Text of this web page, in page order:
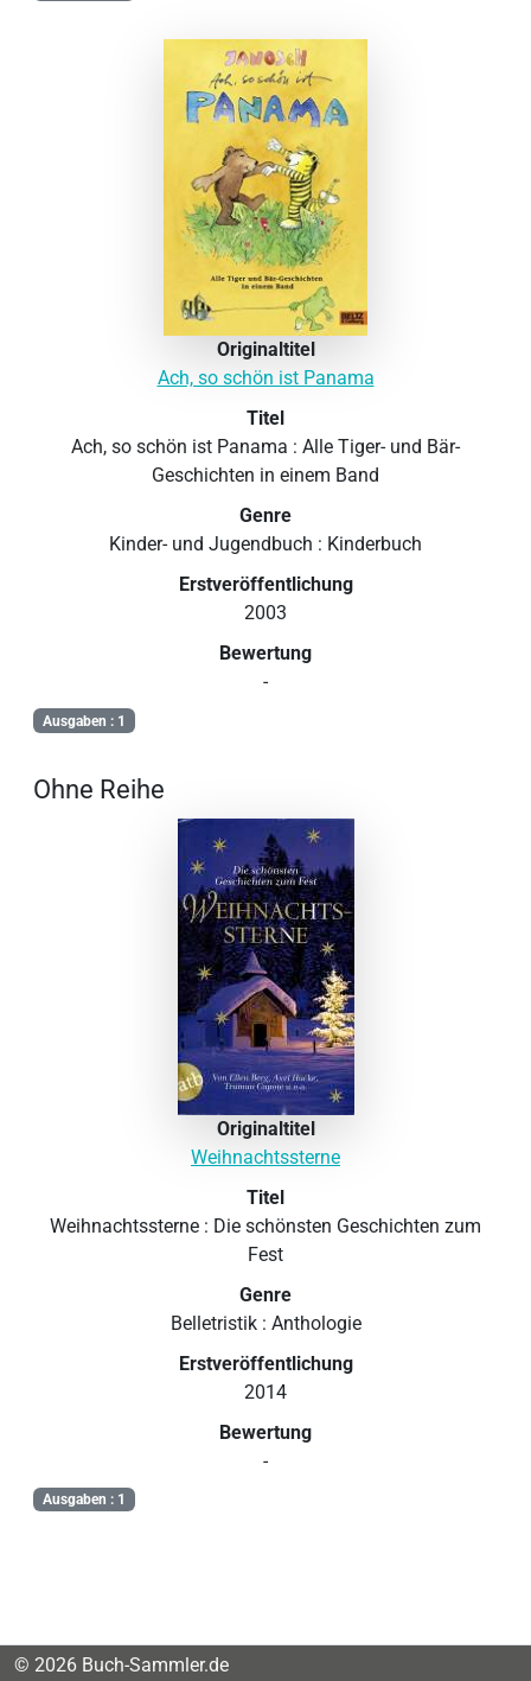
Originaltitel
Ach, so schön ist Panama
Titel
Ach, so schön ist Panama : Alle Tiger- und Bär-
Geschichten in einem Band
Genre
Kinder- und Jugendbuch : Kinderbuch
Erstveröffentlichung
2003
Bewertung
-
Ausgaben : 1
Ohne Reihe
Originaltitel
Weihnachtssterne
Titel
Weihnachtssterne : Die schönsten Geschichten zum
Fest
Genre
Belletristik : Anthologie
Erstveröffentlichung
2014
Bewertung
-
Ausgaben : 1
© 2026 Buch-Sammler.de